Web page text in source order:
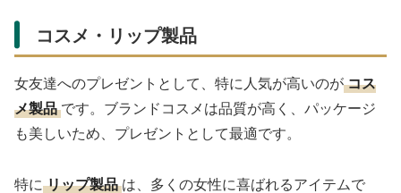
コスメ・リップ製品
女友達へのプレゼントとして、特に人気が高いのがコス
メ製品 です。ブランドコスメは品質が高く、パッケージ
も美しいため、プレゼントとして最適です。
特に リップ製品 は、多くの女性に喜ばれるアイテムで